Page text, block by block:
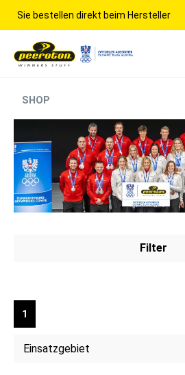
Sie bestellen direkt beim Hersteller
Top Angebote nur für VIP-Newsletter
SHOP
Filter
1